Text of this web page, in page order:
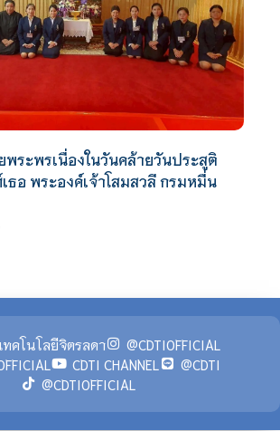
พระพรเนื่องในวันคล้ายวันประสูติ
เธอ พระองค์เจ้าโสมสวลี กรมหมื่น
ทคโนโลยีจิตรลดา
@CDTIOFFICIAL
CDTI CHANNEL
@CDTI
@CDTIOFFICIAL